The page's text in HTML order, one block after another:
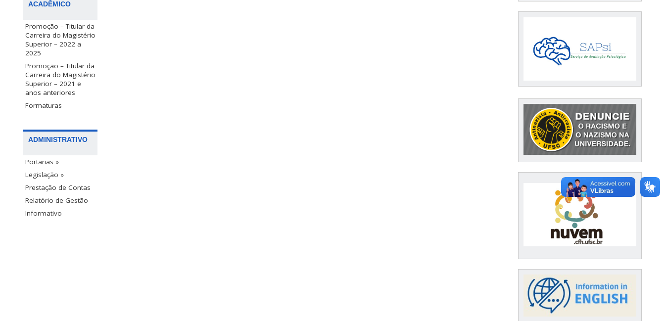
ACADÊMICO
Promoção – Titular da
Carreira do Magistério
Superior – 2022 a
2025
Promoção – Titular da
Carreira do Magistério
Superior – 2021 e
anos anteriores
Formaturas
ADMINISTRATIVO
Portarias »
Legislação »
Prestação de Contas
Relatório de Gestão
Informativo